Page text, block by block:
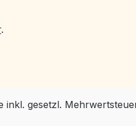
.
inkl. gesetzl.